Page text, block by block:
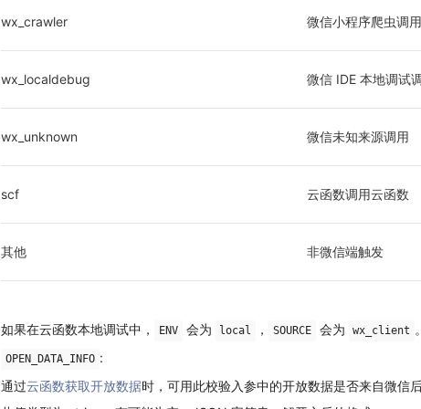
wx_crawler 微信小程序爬虫调用
wx_localdebug 微信 IDE 本地调试
wx_unknown 微信未知来源调用
scf 云函数调用云函数
其他 非微信端触发
如果在云函数本地调试中， ENV 会为 local ， SOURCE 会为 wx_client 。
OPEN_DATA_INFO :
通过云函数获取开放数据时，可用此校验入参中的开放数据是否来自微信后